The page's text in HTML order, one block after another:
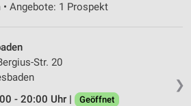
• Angebote: 1 Prospekt
❯
Str. 20
- 20:00 Uhr |
Geöffnet
auf Informationen
Daten zur Auswahl von